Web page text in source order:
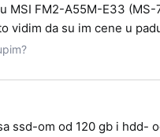
FM2-A55M-E33
vidim da su im cene u
ssd-om od 120 gb i